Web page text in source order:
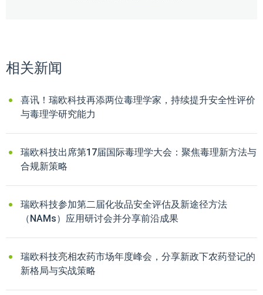
相关新闻
喜讯！瑞欧科技再添两位毒理学家，持续提升安全性评价
与毒理学研究能力
瑞欧科技出席第17届国际毒理学大会：聚焦毒理新方法与
合规新策略
瑞欧科技参加第二届化妆品安全评估及新途径方法
（NAMs）应用研讨会并分享前沿成果
瑞欧科技亮相农药市场年度峰会，分享新政下农药登记的
新格局与实战策略